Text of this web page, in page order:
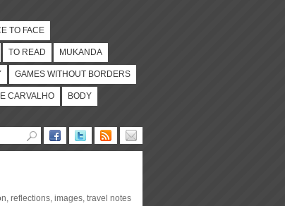
TO FACE
TO READ MUKANDA
GAMES WITHOUT BORDERS
CARVALHO BODY
reflections, images, travel notes